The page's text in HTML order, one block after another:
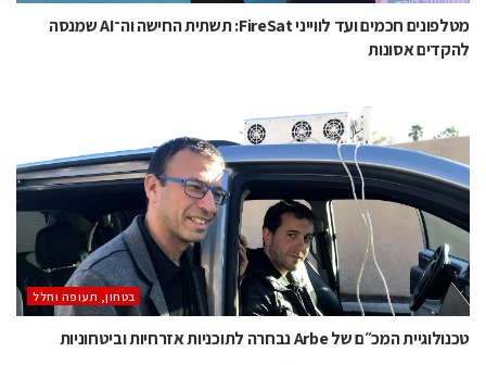
מטלפונים חכמים ועד לווייני FireSat: תשתית החישה וה־AI שמנסה
להקדים אסונות
בטחון, תעופה וחלל
טכנולוגיית המכ״ם של Arbe נבחרה לתוכניות אזרחיות וביטחוניות